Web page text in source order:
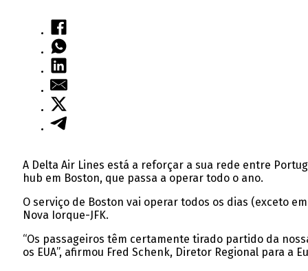
A Delta Air Lines está a reforçar a sua rede entre
hub em Boston, que passa a operar todo o ano.
O serviço de Boston vai operar todos os dias (exceto
Nova Iorque-JFK.
“Os passageiros têm certamente tirado partido da
os EUA”, afirmou Fred Schenk, Diretor Regional para a